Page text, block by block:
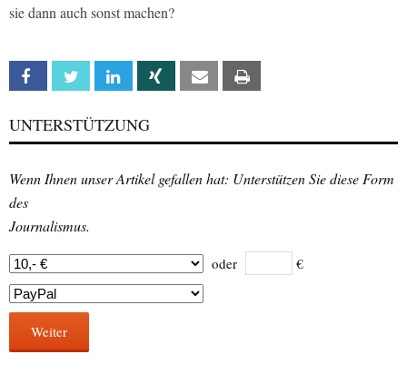
sie dann auch sonst machen?
Facebook Twitter Linkedin Xing Email
UNTERSTÜTZUNG
Wenn Ihnen unser Artikel gefallen hat: Unterstützen Sie diese Form
des
Journalismus.
oder €
Weiter